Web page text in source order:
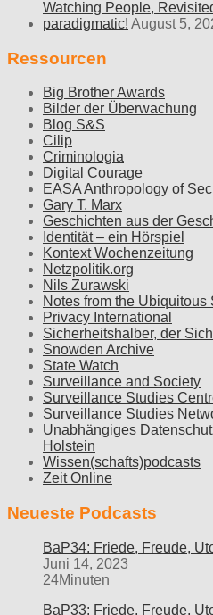
Watching People,
paradigmatic! August 5,
Ressourcen
Big Brother Awards
Bilder der Überwachung
Blog S&S
Cilip
Criminologia
Digital Courage
EASA Anthropology of
Gary T. Marx
Geschichten aus der
Identität – ein Hörspiel
Kontext Wochenzeitung
Netzpolitik.org
Nils Zurawski
Notes from the
Privacy International
Sicherheitshalber, der
Snowden Archive
State Watch
Surveillance and Society
Surveillance Studies
Surveillance Studies
Unabhängiges
Holstein
Wissen(schafts)podcasts
Zeit Online
Neueste Podcasts
BaP34: Friede, Freude,
Juni 14, 2023
24Minuten
BaP33: Friede, Freude,